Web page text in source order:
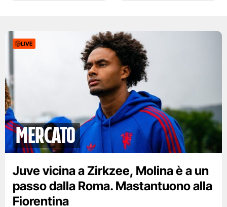
LIVE
mercato
Juve vicina a Zirkzee, Molina è a un
passo dalla Roma. Mastantuono alla
Fiorentina